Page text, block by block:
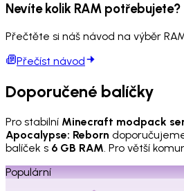
Nevíte kolik RAM potřebujete?
Přečtěte si náš návod na výběr
Přečíst návod
Doporučené balíčky
Pro stabilní Minecraft modpack
Apocalypse: Reborn
balíček s 6 GB RAM. Pro větší
Populární